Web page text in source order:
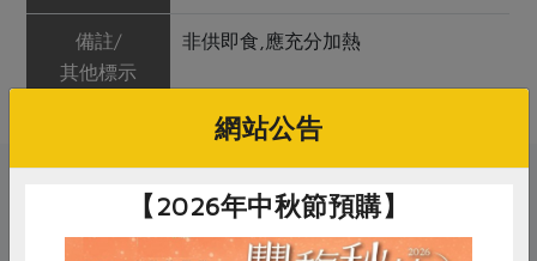
備註/
其他標示
非供即食,應充分加熱
關鍵字
網站公告
【2026年中秋節預購】